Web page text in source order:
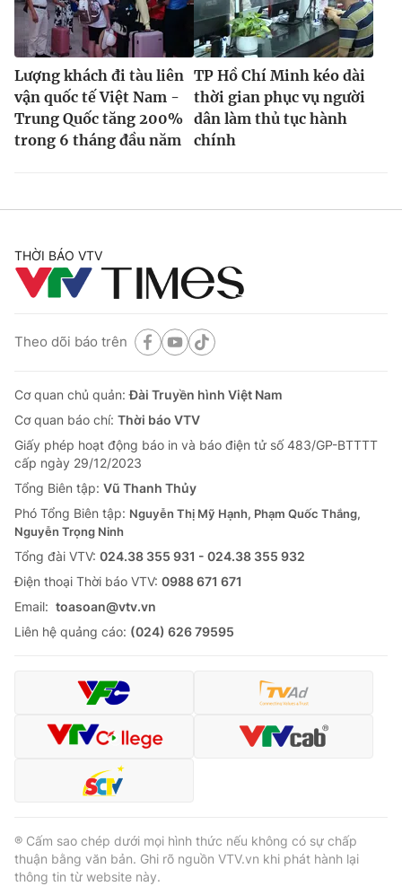
Lượng khách đi tàu liên
vận quốc tế Việt Nam -
Trung Quốc tăng 200%
trong 6 tháng đầu năm
TP Hồ Chí Minh kéo dài
thời gian phục vụ người
dân làm thủ tục hành
chính
THỜI BÁO VTV
Theo dõi báo trên
Cơ quan chủ quản:Đài Truyền hình Việt Nam
Cơ quan báo chí: Thời báo VTV
Giấy phép hoạt động báo in và báo điện tử số 483/GP-BTTTT
cấp ngày 29/12/2023
Tổng Biên tập: Vũ Thanh Thủy
Phó Tổng Biên tập: Nguyễn Thị Mỹ Hạnh, Phạm Quốc Thắng,
Nguyễn Trọng Ninh
Tổng đài VTV: 024.38 355 931 - 024.38 355 932
Ðiện thoại Thời báo VTV: 0988 671 671
Email: toasoan@vtv.vn
Liên hệ quảng cáo: (024) 626 79595
® Cấm sao chép dưới mọi hình thức nếu không có sự chấp
thuận bằng văn bản. Ghi rõ nguồn VTV.vn khi phát hành lại
thông tin từ website này.